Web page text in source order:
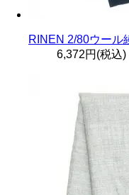
RINEN 2/80ウール
6,372円(税込)